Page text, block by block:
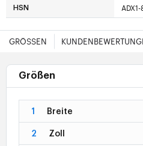
HSN
GRÖSSEN
Größen
1 Breite
2 Zoll